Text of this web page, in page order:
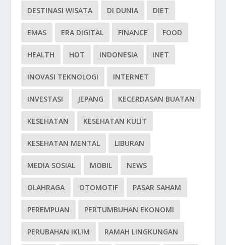
DESTINASI WISATA DI DUNIA DIET
EMAS ERA DIGITAL FINANCE FOOD
HEALTH HOT INDONESIA INET
INOVASI TEKNOLOGI INTERNET
INVESTASI JEPANG KECERDASAN BUATAN
KESEHATAN KESEHATAN KULIT
KESEHATAN MENTAL LIBURAN
MEDIA SOSIAL MOBIL NEWS
OLAHRAGA OTOMOTIF PASAR SAHAM
PEREMPUAN PERTUMBUHAN EKONOMI
PERUBAHAN IKLIM RAMAH LINGKUNGAN